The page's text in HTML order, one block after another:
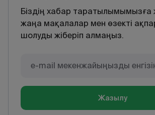
Біздің хабар
жаңа мақалалар мен өзекті
шолуды жіберіп алмаңыз.
Жазылу